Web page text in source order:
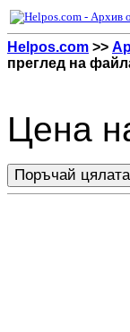
Helpos.com >>
преглед на
Цена